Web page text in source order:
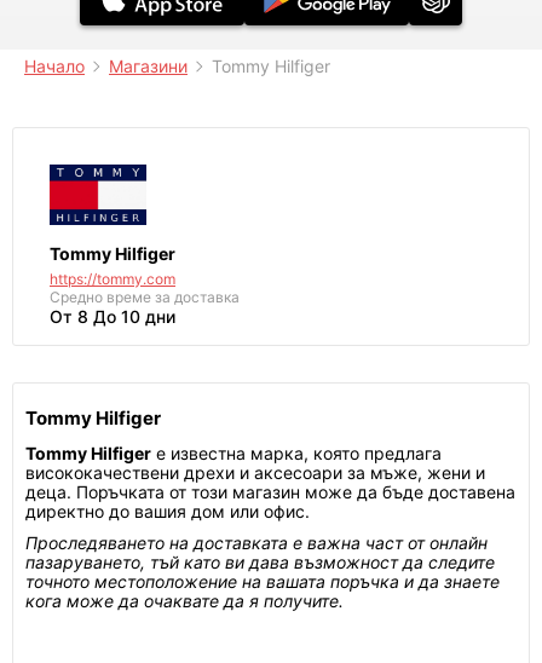
Начало Магазини Tommy Hilfiger
Tommy Hilfiger
https://tommy.com
Средно време за доставка
От 8 До 10 дни
Tommy Hilfiger
Tommy Hilfiger е известна марка, която предлага
висококачествени дрехи и аксесоари за мъже, жени и
деца. Поръчката от този магазин може да бъде доставена
директно до вашия дом или офис.
Проследяването на доставката е важна част от онлайн
пазаруването, тъй като ви дава възможност да следите
точното местоположение на вашата поръчка и да знаете
кога може да очаквате да я получите.